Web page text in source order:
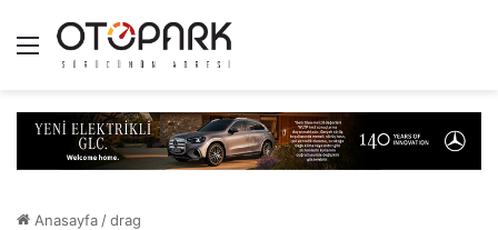
Menü
Anasayfa /drag